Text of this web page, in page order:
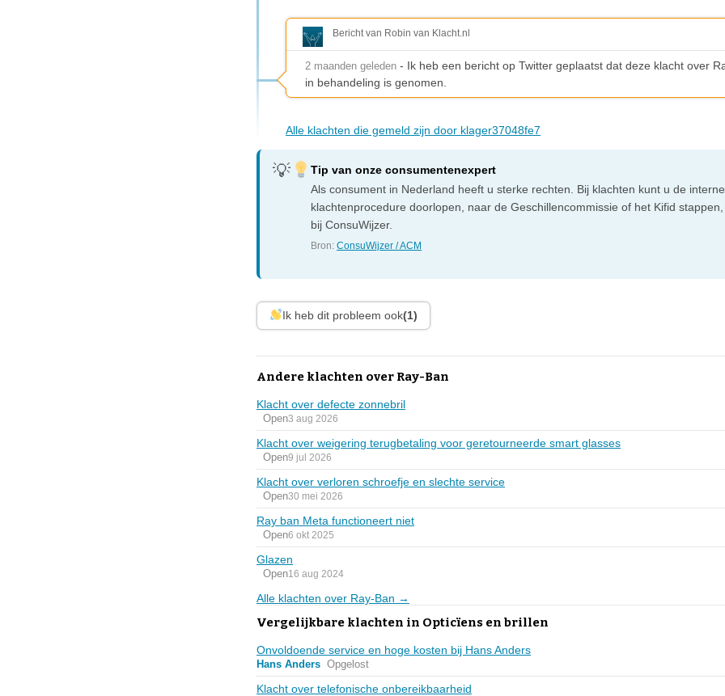
Bericht van Robin van Klacht.nl
2 maanden geleden - Ik heb een bericht op Twitter geplaatst dat deze klacht over
in behandeling is genomen.
Alle klachten die gemeld zijn door klager37048fe7
Tip van onze consumentenexpert
Als consument in Nederland heeft u sterke rechten. Bij klachten kunt u de interne
klachtenprocedure doorlopen, naar de Geschillencommissie of het Kifid
bij ConsuWijzer.
Bron:ConsuWijzer / ACM
Ik heb dit probleem ook(1)
Andere klachten over Ray-Ban
Klacht over defecte zonnebril
Open3 aug 2026
Klacht over weigering terugbetaling voor geretourneerde smart glasses
Open9 jul 2026
Klacht over verloren schroefje en slechte service
Open30 mei 2026
Ray ban Meta functioneert niet
Open6 okt 2025
Glazen
Open16 aug 2024
Alle klachten over Ray-Ban →
Vergelijkbare klachten in Opticïens en brillen
Onvoldoende service en hoge kosten bij Hans Anders
Hans Anders Opgelost
Klacht over telefonische onbereikbaarheid